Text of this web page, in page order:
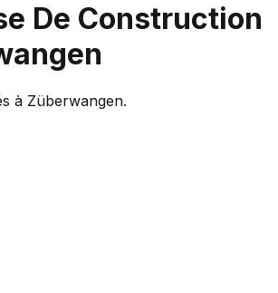
De Construction
à Züberwangen.